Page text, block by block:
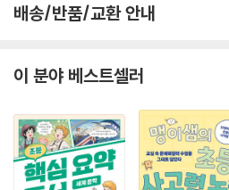
배송/반품/교환 안내
이 분야 베스트셀러